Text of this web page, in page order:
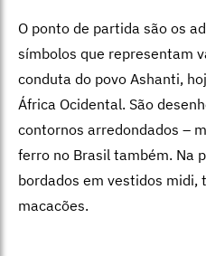
O ponto de partida são os
símbolos que representam
conduta do povo Ashanti,
África Ocidental. São
contornos arredondados –
ferro no Brasil também. Na
bordados em vestidos midi,
macacões.